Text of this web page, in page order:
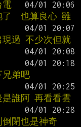
電
也算良心 雖
過 不少次但就
弟吧
誰阿 再看看雲
閉也是神奇